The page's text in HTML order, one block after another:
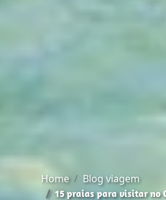
Home Blog viagem
15 praias para visitar no